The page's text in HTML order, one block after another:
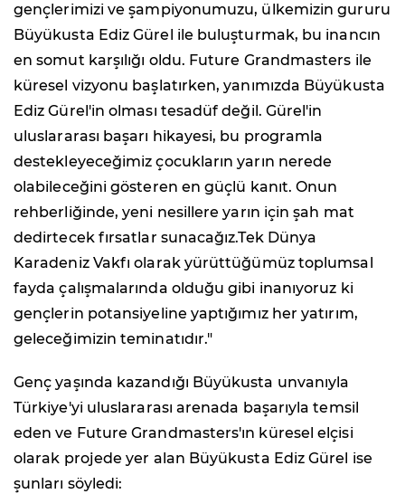
gençlerimizi ve şampiyonumuzu, ülkemizin gururu
Büyükusta Ediz Gürel ile buluşturmak, bu inancın
en somut karşılığı oldu. Future Grandmasters ile
küresel vizyonu başlatırken, yanımızda Büyükusta
Ediz Gürel'in olması tesadüf değil. Gürel'in
uluslararası başarı hikayesi, bu programla
destekleyeceğimiz çocukların yarın nerede
olabileceğini gösteren en güçlü kanıt. Onun
rehberliğinde, yeni nesillere yarın için şah mat
dedirtecek fırsatlar sunacağız.Tek Dünya
Karadeniz Vakfı olarak yürüttüğümüz toplumsal
fayda çalışmalarında olduğu gibi inanıyoruz ki
gençlerin potansiyeline yaptığımız her yatırım,
geleceğimizin teminatıdır."
Genç yaşında kazandığı Büyükusta unvanıyla
Türkiye'yi uluslararası arenada başarıyla temsil
eden ve Future Grandmasters'ın küresel elçisi
olarak projede yer alan Büyükusta Ediz Gürel ise
şunları söyledi: